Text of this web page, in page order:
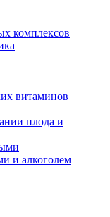
комплексов
витаминов
плода и
и алкоголем